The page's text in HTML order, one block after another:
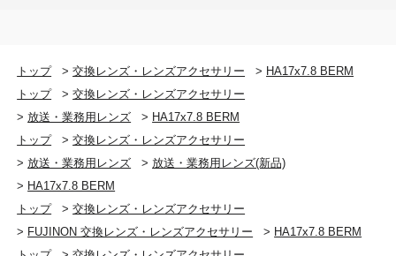
トップ >交換レンズ・レンズアクセサリー > HA17x7.8 BERM
トップ
>交換レンズ・レンズアクセサリー
>放送・業務用レンズ > HA17x7.8 BERM
トップ
>交換レンズ・レンズアクセサリー
>放送・業務用レンズ >放送・業務用レンズ(新品)
> HA17x7.8 BERM
トップ
>交換レンズ・レンズアクセサリー
> FUJINON 交換レンズ・レンズアクセサリー > HA17x7.8 BERM